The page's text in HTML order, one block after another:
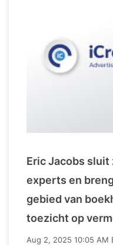
Eric Jacobs sluit
experts en
gebied van
toezicht op
Aug 2, 2025 10:05 AM